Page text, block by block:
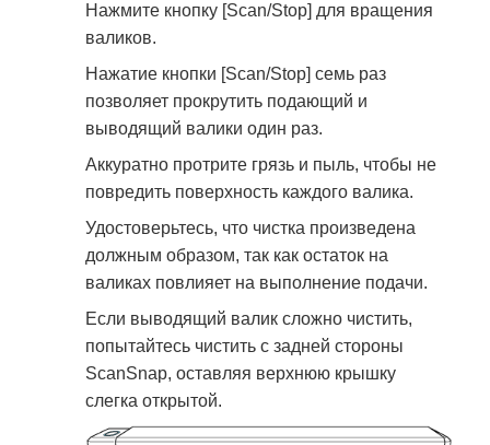
Нажмите кнопку [Scan/Stop] для вращения
валиков.
Нажатие кнопки [Scan/Stop] семь раз
позволяет прокрутить подающий и
выводящий валики один раз.
Аккуратно протрите грязь и пыль, чтобы не
повредить поверхность каждого валика.
Удостоверьтесь, что чистка произведена
должным образом, так как остаток на
валиках повлияет на выполнение подачи.
Если выводящий валик сложно чистить,
попытайтесь чистить с задней стороны
ScanSnap, оставляя верхнюю крышку
слегка открытой.